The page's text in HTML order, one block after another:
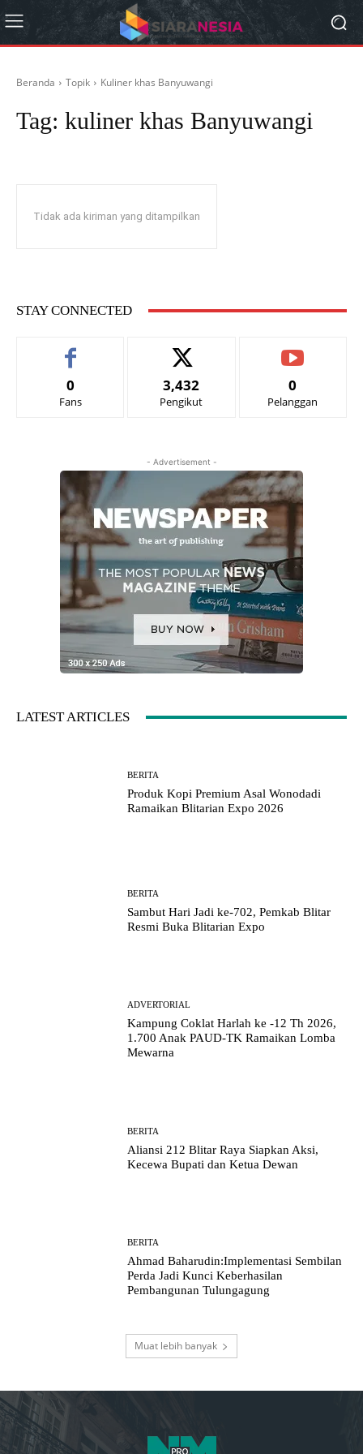
Beranda Topik Kuliner khas Banyuwangi
Tag: kuliner khas Banyuwangi
Tidak ada kiriman yang ditampilkan
STAY CONNECTED
0
Fans
3,432
Pengikut
0
Pelanggan
- Advertisement -
LATEST ARTICLES
BERITA
Produk Kopi Premium Asal Wonodadi
Ramaikan Blitarian Expo 2026
BERITA
Sambut Hari Jadi ke-702, Pemkab Blitar
Resmi Buka Blitarian Expo
ADVERTORIAL
Kampung Coklat Harlah ke -12 Th 2026,
1.700 Anak PAUD-TK Ramaikan Lomba
Mewarna
BERITA
Aliansi 212 Blitar Raya Siapkan Aksi,
Kecewa Bupati dan Ketua Dewan
BERITA
Ahmad Baharudin:Implementasi Sembilan
Perda Jadi Kunci Keberhasilan
Pembangunan Tulungagung
Muat lebih banyak